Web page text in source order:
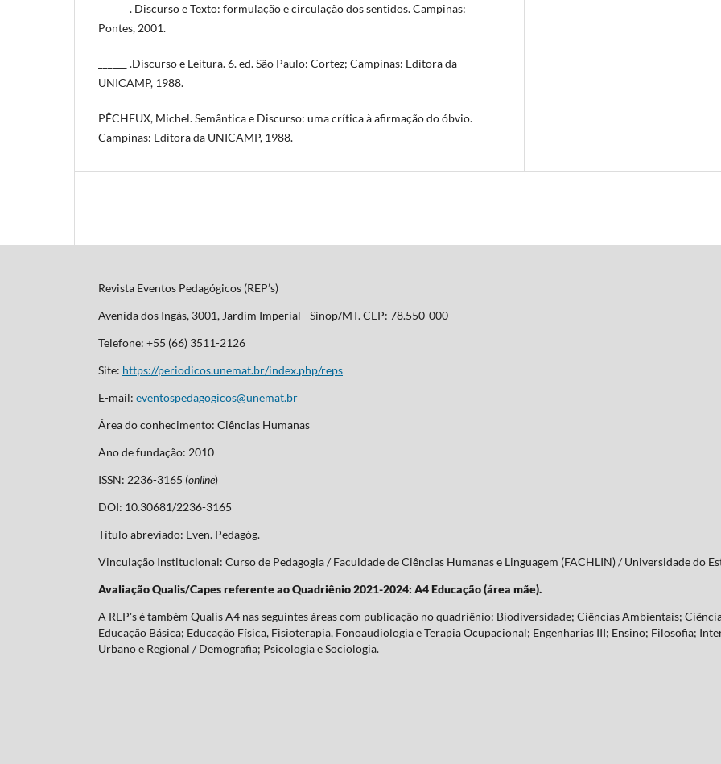
______ . Discurso e Texto: formulação e circulação dos sentidos. Campinas:
Pontes, 2001.
______ .Discurso e Leitura. 6. ed. São Paulo: Cortez; Campinas: Editora da
UNICAMP, 1988.
PÊCHEUX, Michel. Semântica e Discurso: uma crítica à afirmação do óbvio.
Campinas: Editora da UNICAMP, 1988.
Revista Eventos Pedagógicos (REP’s)
Avenida dos Ingás, 3001, Jardim Imperial - Sinop/MT. CEP: 78.550-000
Telefone: +55 (66) 3511-2126
Site: https://periodicos.unemat.br/index.php/reps
E-mail: eventospedagogicos@unemat.br
Área do conhecimento: Ciências Humanas
Ano de fundação: 2010
ISSN: 2236-3165 (online)
DOI: 10.30681/2236-3165
Título abreviado: Even. Pedagóg.
Vinculação Institucional: Curso de Pedagogia / Faculdade de Ciências Humanas e Linguagem (FACHLIN) / Universidade do
Avaliação Qualis/Capes referente ao Quadriênio 2021-2024: A4 Educação (área mãe).
A REP's é também Qualis A4 nas seguintes áreas com publicação no quadriênio: Biodiversidade; Ciências Ambientais;
Educação Básica; Educação Física, Fisioterapia, Fonoaudiologia e Terapia Ocupacional; Engenharias III; Ensino; Filosofia;
Urbano e Regional / Demografia; Psicologia e Sociologia.